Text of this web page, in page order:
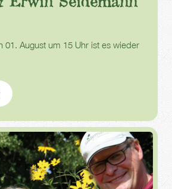
01. August um 15 Uhr ist es wieder